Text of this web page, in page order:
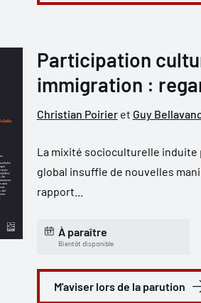
Participation
immigration :
Christian Poirieret Guy
La mixité socioculturelle induite
global insuffle de nouvelles
rapport...
À paraître
Bientôt disponible
M'aviser lors de la parution